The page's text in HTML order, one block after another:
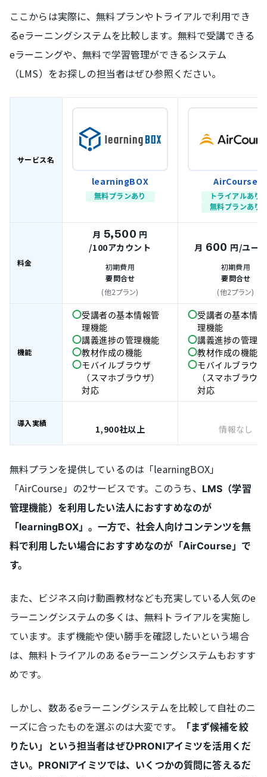
ここからは実際に、無料プランやトライアルで利用でき
るeラーニングシステムを比較します。無料で受講できる
eラーニングや、無料で学習管理ができるシステム
（LMS）をお探しの担当者はぜひ参照ください。
サービス名
learningBOX
無料プランあり
AirCourse
トライアルあり
無料プランあり
料金
月 5,500 円
/100アカウント
初期費用
要問合せ
(他2プラン)
月 600 円/ユー
初期費用
要問合せ
(他2プラン)
機能
受講者の基本情報管
理機能
講義進捗の管理機能
教材作成の機能
モバイルブラウザ
（スマホブラウザ）
対応
受講者の基本情
理機能
講義進捗の管理
教材作成の機能
モバイルブラウザ
（スマホブラウ
対応
導入実績
1,900社以上 情報なし
無料プランを提供しているのは「learningBOX」
「AirCourse」の2サービスです。このうち、 LMS（学習
管理機能）を利用したい法人におすすめなのが
「learningBOX」。一方で、社会人向けコンテンツを無
料で利用したい場合におすすめなのが「AirCourse」で
す。
また、ビジネス向け動画教材なども充実している人気のe
ラーニングシステムの多くは、無料トライアルを実施し
ています。まず機能や使い勝手を確認したいという場合
は、無料トライアルのあるeラーニングシステムもおすす
めです。
しかし、数あるeラーニングシステムを比較して自社のニ
ーズに合ったものを選ぶのは大変です。
「まず候補を絞
りたい」という担当者はぜひPRONIアイミツを活用くだ
さい。PRONIアイミツでは、いくつかの質問に答えるだ